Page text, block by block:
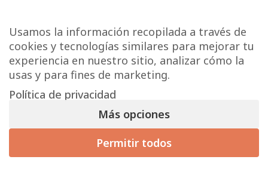
Copyright © Onlytiles S.L.
La Casa de los Azulejos ®
Diseño Web
Usamos la información recopilada a través de
cookies y tecnologías similares para mejorar tu
experiencia en nuestro sitio, analizar cómo la
usas y para fines de marketing.
Política de privacidad
Más opciones
Permitir todos